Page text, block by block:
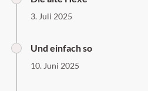
3. Juli 2025
Und einfach so
10. Juni 2025